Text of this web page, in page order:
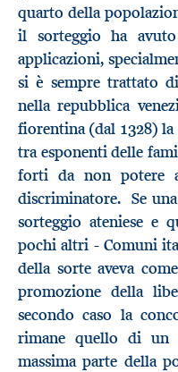
quarto della
il sorteggio ha
applicazioni,
si è sempre trattato
nella repubblica
fiorentina (dal 1328) la
tra esponenti delle
forti da non potere
discriminatore. Se
sorteggio ateniese e
pochi altri - Comuni
della sorte aveva
promozione della
secondo caso la
rimane quello di un
massima parte della